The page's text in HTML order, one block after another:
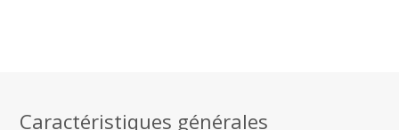
Caractéristiques générales